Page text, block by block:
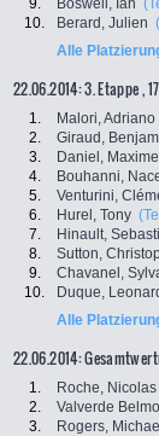
9.
Boswell, Ian
10.
Berard, Julien
Alle
22.06.2014: 3. Etappe ,
1. Malori, Adriano
2.
Giraud,
3.
Daniel, Maxime
4.
Bouhanni,
5.
Venturini,
6.
Hurel, Tony
7.
Hinault,
8.
Sutton,
9.
Chavanel,
10.
Duque,
Alle
22.06.2014:
1. Roche, Nicolas
2.
Valverde
3.
Rogers, Michael